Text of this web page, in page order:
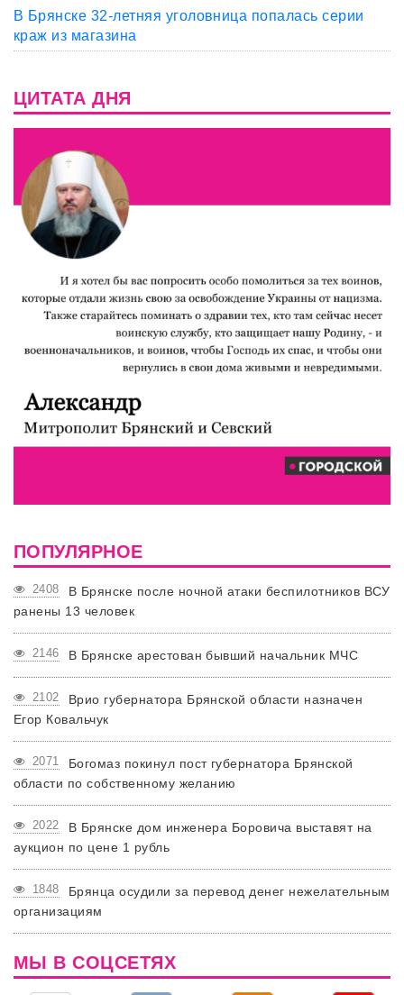
В Брянске 32-летняя уголовница попалась серии
краж из магазина
ЦИТАТА ДНЯ
ПОПУЛЯРНОЕ
2408
В Брянске после ночной атаки беспилотников ВСУ
ранены 13 человек
2146 В Брянске арестован бывший начальник МЧС
2102
Врио губернатора Брянской области назначен
Егор Ковальчук
2071
Богомаз покинул пост губернатора Брянской
области по собственному желанию
2022
В Брянске дом инженера Боровича выставят на
аукцион по цене 1 рубль
1848
Брянца осудили за перевод денег нежелательным
организациям
МЫ В СОЦСЕТЯХ